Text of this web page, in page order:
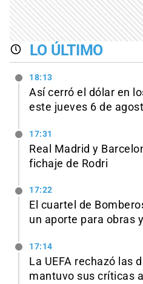
LO ÚLTIMO
18:13
Así cerró el dólar en
este jueves 6 de
17:31
Real Madrid y
fichaje de Rodri
17:22
El cuartel de
un aporte para obras
17:14
La UEFA rechazó las
mantuvo sus críticas